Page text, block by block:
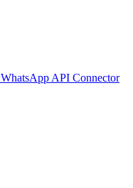
WhatsApp API Connector